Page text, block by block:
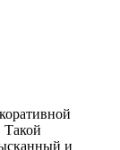
Такой
и